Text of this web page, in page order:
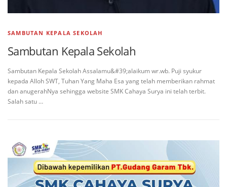
SAMBUTAN KEPALA SEKOLAH
Sambutan Kepala Sekolah
Sambutan Kepala Sekolah Assalamu&#39;alaikum wr.wb. Puji syukur
kepada Alloh SWT, Tuhan Yang Maha Esa yang telah memberikan rahmat
dan anugerahNya sehingga website SMK Cahaya Surya ini telah terbit.
Salah satu …